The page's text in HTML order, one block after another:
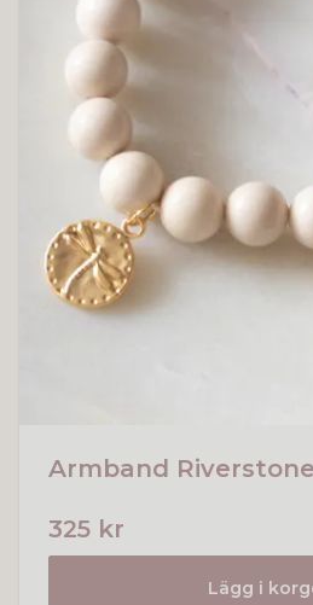
Armband Riverstone
325 kr
Lägg i